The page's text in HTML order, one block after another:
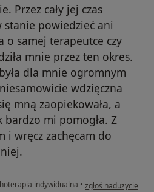
Przez cały jej czas
powiedzieć ani
o samej terapeutce czy
mnie przez ten okres.
dla mnie ogromnym
wdzięczna
mną zaopiekowała, a
bardzo mi pomogła. Z
i wręcz zachęcam do
indywidualna • w opinii
zgłoś nadużycie